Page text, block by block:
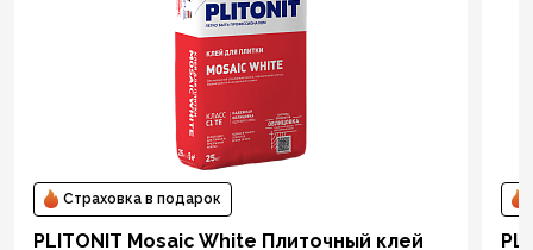
Страховка в подарок
PLITONIT Mosaic White Плиточный клей